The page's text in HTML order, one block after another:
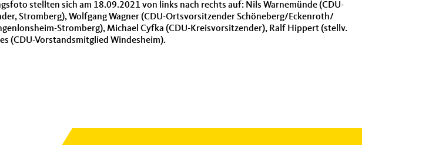
stell­ten sich am 18.09.2021 von links nach rechts auf: Nils Warnemünde (CDU-
Stromberg), Wolf­gang Wag­n­er (CDU-Ortsvor­sitzen­der Schöneberg/Eckenroth/
Stromberg), Michael Cyf­ka (CDU-Kreisvor­sitzen­der), Ralf Hip­pert (stel­lv.
(CDU-Vor­standsmit­glied Windesheim).